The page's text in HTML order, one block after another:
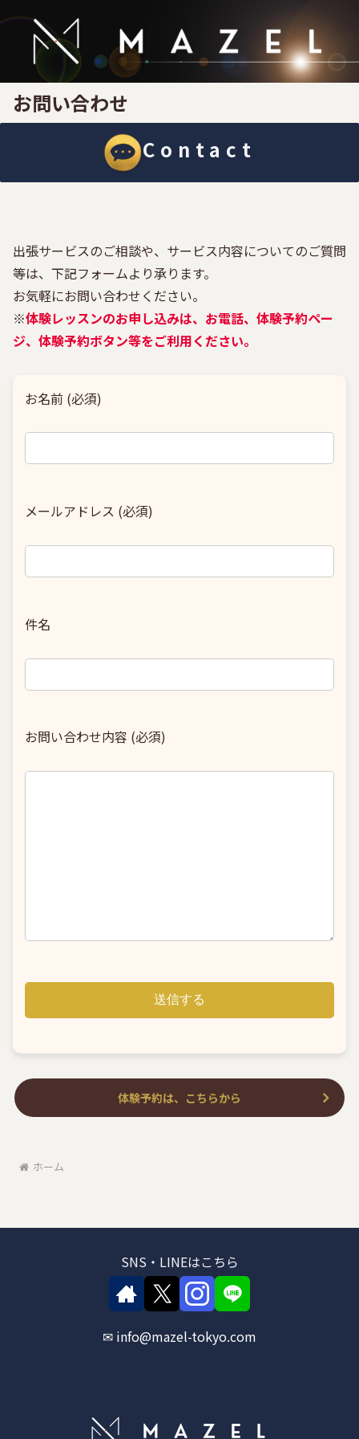
お問い合わせ
Contact
出張サービスのご相談や、サービス内容についてのご質問
等は、下記フォームより承ります。
お気軽にお問い合わせください。
※体験レッスンのお申し込みは、お電話、体験予約ペー
ジ、体験予約ボタン等をご利用ください。
お名前 (必須)
メールアドレス (必須)
件名
お問い合わせ内容 (必須)
体験予約は、こちらから
ホーム
SNS・LINEはこちら
✉ info@mazel-tokyo.com